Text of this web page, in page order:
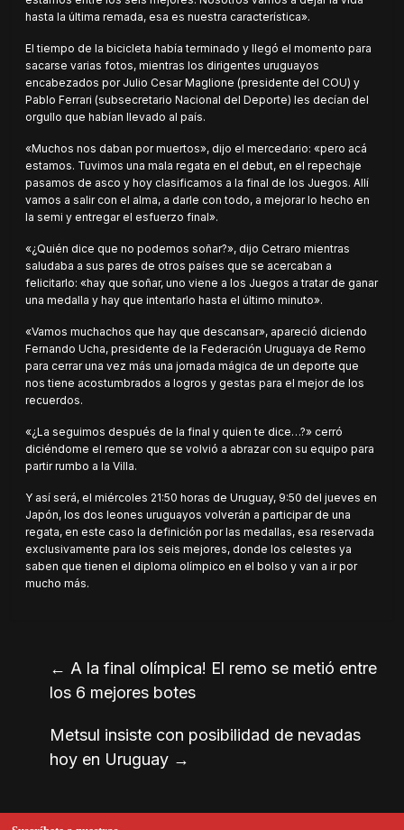
hasta la última remada, esa es nuestra característica».
El tiempo de la bicicleta había terminado y llegó el momento para
sacarse varias fotos, mientras los dirigentes uruguayos
encabezados por Julio Cesar Maglione (presidente del COU) y
Pablo Ferrari (subsecretario Nacional del Deporte) les decían del
orgullo que habían llevado al país.
«Muchos nos daban por muertos», dijo el mercedario: «pero acá
estamos. Tuvimos una mala regata en el debut, en el repechaje
pasamos de asco y hoy clasificamos a la final de los Juegos. Allí
vamos a salir con el alma, a darle con todo, a mejorar lo hecho en
la semi y entregar el esfuerzo final».
«¿Quién dice que no podemos soñar?», dijo Cetraro mientras
saludaba a sus pares de otros países que se acercaban a
felicitarlo: «hay que soñar, uno viene a los Juegos a tratar de ganar
una medalla y hay que intentarlo hasta el último minuto».
«Vamos muchachos que hay que descansar», apareció diciendo
Fernando Ucha, presidente de la Federación Uruguaya de Remo
para cerrar una vez más una jornada mágica de un deporte que
nos tiene acostumbrados a logros y gestas para el mejor de los
recuerdos.
«¿La seguimos después de la final y quien te dice…?» cerró
diciéndome el remero que se volvió a abrazar con su equipo para
partir rumbo a la Villa.
Y así será, el miércoles 21:50 horas de Uruguay, 9:50 del jueves en
Japón, los dos leones uruguayos volverán a participar de una
regata, en este caso la definición por las medallas, esa reservada
exclusivamente para los seis mejores, donde los celestes ya
saben que tienen el diploma olímpico en el bolso y van a ir por
mucho más.
← A la final olímpica! El remo se metió entre
los 6 mejores botes
Metsul insiste con posibilidad de nevadas
hoy en Uruguay →